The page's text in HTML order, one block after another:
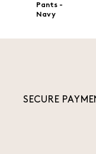
Pants -
Navy
SECURE